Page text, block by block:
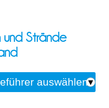
und Strände